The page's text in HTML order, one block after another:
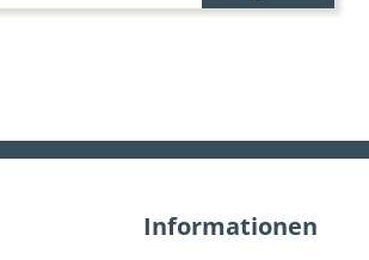
Informationen